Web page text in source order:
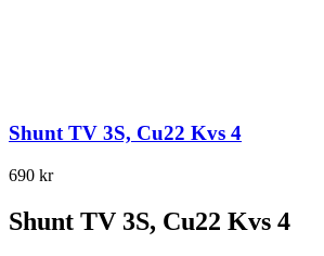
Shunt TV 3S, Cu22 Kvs 4
690 kr
Shunt TV 3S, Cu22 Kvs 4